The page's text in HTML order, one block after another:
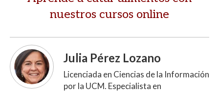
nuestros cursos online
Julia Pérez Lozano
Licenciada en Ciencias de la Información
por la UCM. Especialista en